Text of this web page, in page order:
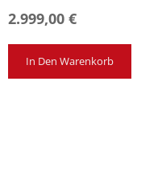
2.999,00 €
In Den Warenkorb